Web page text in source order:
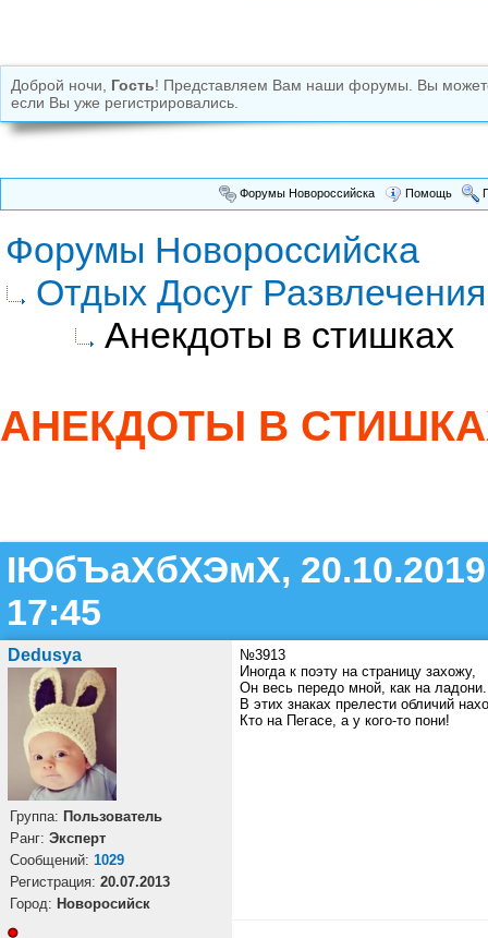
Доброй ночи, Гость! Представляем Вам наши форумы. Вы
если Вы уже регистрировались.
Форумы Новороссийска Помощь
Форумы Новороссийска
Отдых Досуг Развлечения
Анекдоты в стишках
АНЕКДОТЫ В
ІЮбЪаХбХЭмХ,
17:45
Dedusya
Группа: Пользователь
Ранг: Эксперт
Cообщений: 1029
Регистрация: 20.07.2013
Город: Новоросийск
№3913
Иногда к поэту на страницу захожу,
Он весь передо мной, как на ладони.
В этих знаках прелести обличий
Кто на Пегасе, а у кого-то пони!